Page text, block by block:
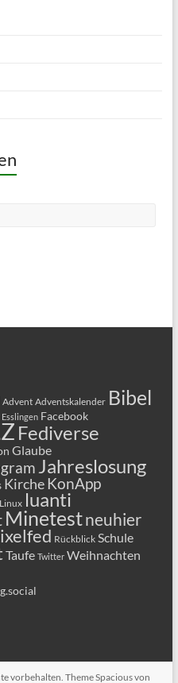
Advent Adventskalender Bibel
Esslingen Facebook
Fediverse
Glaube
Jahreslosung
KircheKonApp
Linux luanti
Minetestneuhier
Rückblick Schule
Taufe Twitter Weihnachten
vorbehalten. ThemeSpaciousvon